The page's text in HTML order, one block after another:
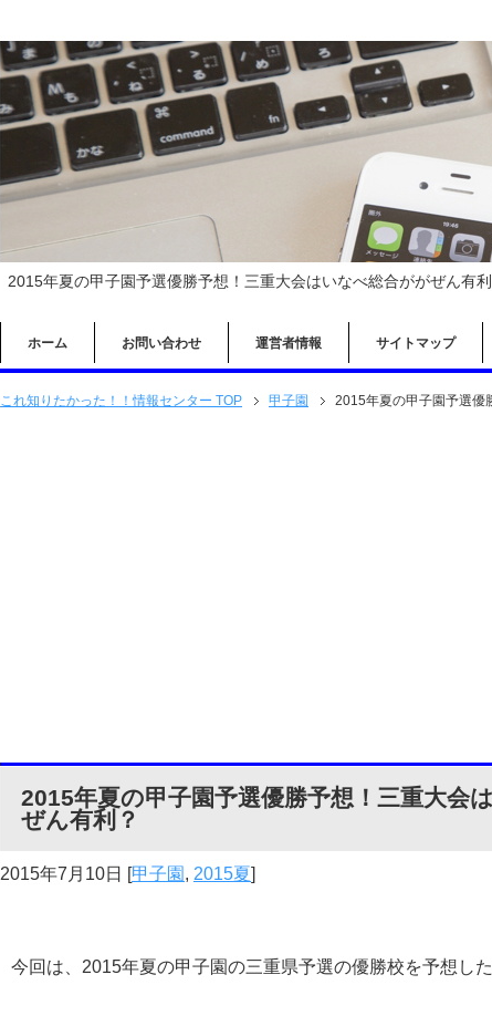
2015年夏の甲子園予選優勝予想！三重大会はいなべ総合ががぜん有利
ホーム お問い合わせ 運営者情報 サイトマップ
これ知りたかった！！情報センター TOP 甲子園 2015年夏の甲子園予選優
2015年夏の甲子園予選優勝予想！三重大会
ぜん有利？
2015年7月10日 [甲子園 , 2015夏]
今回は、2015年夏の甲子園の三重県予選の優勝校を予想した